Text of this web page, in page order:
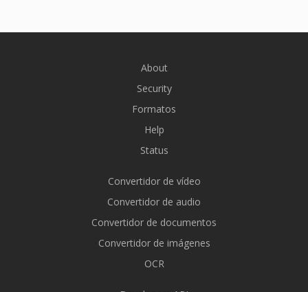
About
Security
Formatos
Help
Status
Convertidor de vídeo
Convertidor de audio
Convertidor de documentos
Convertidor de imágenes
OCR